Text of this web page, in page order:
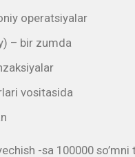
operatsiyalar
– bir zumda
vositasida
-sa 100000